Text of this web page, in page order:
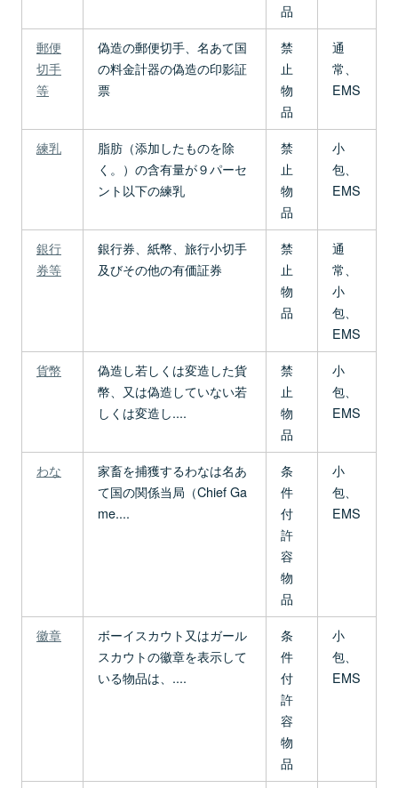
品
郵便
切手
等
偽造の郵便切手、名あて国
の料金計器の偽造の印影証
票
禁
止
物
品
通
常、
EMS
練乳
脂肪（添加したものを除
く。）の含有量が９パーセ
ント以下の練乳
禁
止
物
品
小
包、
EMS
銀行
券等
銀行券、紙幣、旅行小切手
及びその他の有価証券
禁
止
物
品
通
常、
小
包、
EMS
貨幣
偽造し若しくは変造した貨
幣、又は偽造していない若
しくは変造し....
禁
止
物
品
小
包、
EMS
わな
家畜を捕獲するわなは名あ
て国の関係当局（Chief Ga
me....
条
件
付
許
容
物
品
小
包、
EMS
徽章
ボーイスカウト又はガール
スカウトの徽章を表示して
いる物品は、....
条
件
付
許
容
物
品
小
包、
EMS